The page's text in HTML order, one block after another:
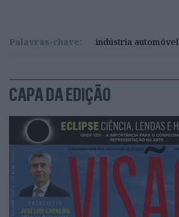
Palavras-chave: indústria automóvel
CAPA DA EDIÇÃO